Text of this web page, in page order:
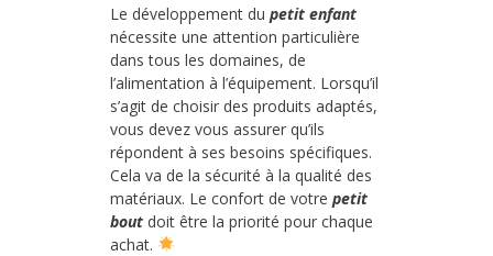
Le développement du petit enfant
nécessite une attention particulière
dans tous les domaines, de
l’alimentation à l’équipement. Lorsqu’il
s’agit de choisir des produits adaptés,
vous devez vous assurer qu’ils
répondent à ses besoins spécifiques.
Cela va de la sécurité à la qualité des
matériaux. Le confort de votre petit
bout doit être la priorité pour chaque
achat.